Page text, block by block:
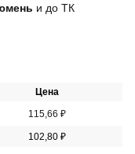
и до ТК
Цена
115,66 ₽
102,80 ₽